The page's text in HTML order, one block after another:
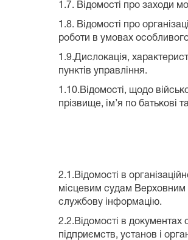
1.7. Відомості про заходи
1.8. Відомості про
роботи в умовах
1.9.Дислокація,
пунктів управління.
1.10.Відомості, щодо
прізвище, ім’я по батькові
2.1.Відомості в
місцевим судам Верховним
службову інформацію.
2.2.Відомості в
підприємств, установ і